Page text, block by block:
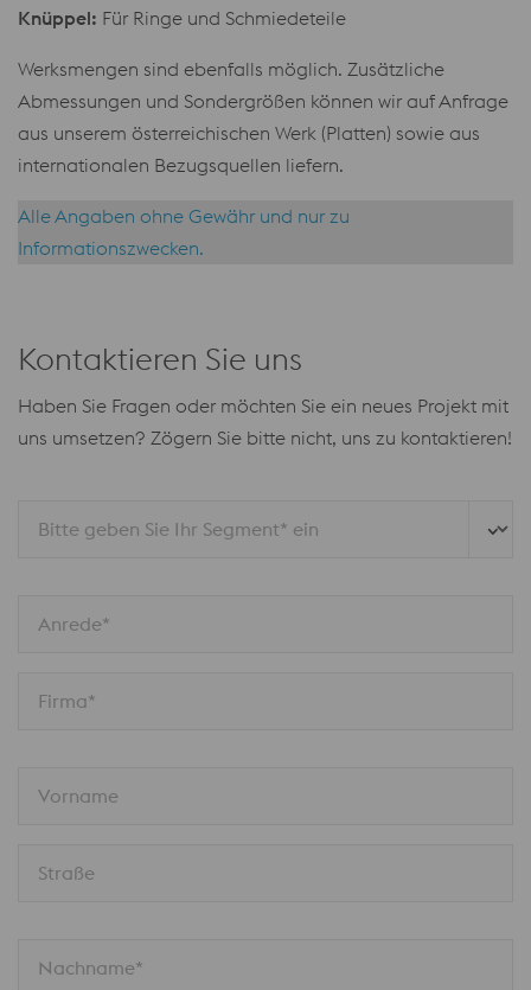
Knüppel: Für Ringe und Schmiedeteile
Werksmengen sind ebenfalls möglich. Zusätzliche
Abmessungen und Sondergrößen können wir auf Anfrage
aus unserem österreichischen Werk (Platten) sowie aus
internationalen Bezugsquellen liefern.
Alle Angaben ohne Gewähr und nur zu
Informationszwecken.
Kontaktieren Sie uns
Haben Sie Fragen oder möchten Sie ein neues Projekt mit
uns umsetzen? Zögern Sie bitte nicht, uns zu kontaktieren!
Bitte geben Sie Ihr Segment* ein
Anrede*
Firma*
Vorname
Straße
Nachname*